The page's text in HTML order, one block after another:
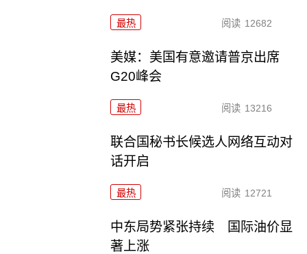
最热 阅读 12682
美媒：美国有意邀请普京出席
G20峰会
最热 阅读 13216
联合国秘书长候选人网络互动对
话开启
最热 阅读 12721
中东局势紧张持续 国际油价显
著上涨